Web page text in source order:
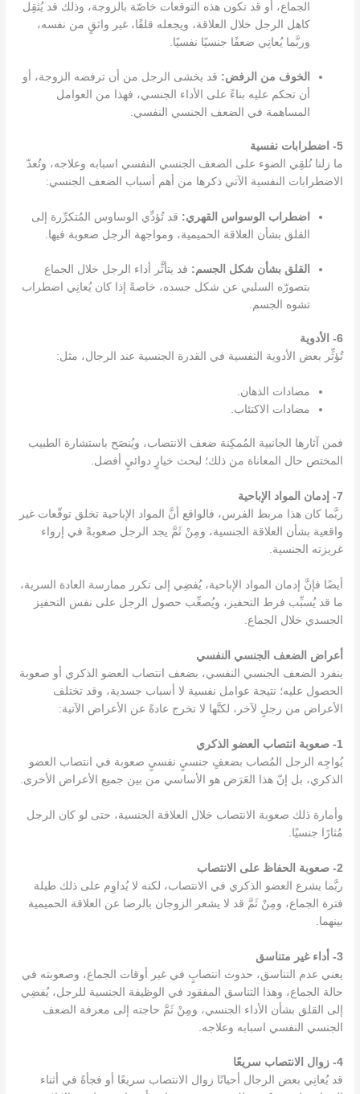
الجماع، أو قد تكون هذه التوقعات خاصّة بالزوجة، وذلك قد يُثقِل
كاهل الرجل خلال العلاقة، ويجعله قلقًا، غير واثقٍ من نفسه،
وربَّما يُعانِي ضعفًا جنسيًا نفسيًا.
الخوف من الرفض: قد يخشى الرجل من أن ترفضه الزوجة، أو
أن تحكم عليه بناءً على الأداء الجنسي، فهذا من العوامل
المساهمة في الضعف الجنسي النفسي.
5- اضطرابات نفسية
ما زلنا نُلقِي الضوء على ا لضعف الجنسي النفسي اسبابه وعلاجه، وتُعدّ
الاضطرابات النفسية الآتي ذكرها من أهم أسباب الضعف الجنسي:
اضطراب الوسواس القهري: قد تُؤدِّي الوساوس المُتكرِّرة إلى
القلق بشأن العلاقة الحميمية، ومواجهة الرجل صعوبة فيها.
القلق بشأن شكل الجسم: قد يتأثَّر أداء الرجل خلال الجماع
بتصورّه السلبي عن شكل جسده، خاصةً إذا كان يُعانِي اضطراب
تشوه الجسم.
6- الأدوية
تُؤثِّر بعض الأدوية النفسية في القدرة الجنسية عند الرجال، مثل:
مضادات الذهان.
مضادات الاكتئاب.
فمن آثارها الجانبية المُمكِنة ضعف الانتصاب، ويُنصَح باستشارة الطبيب
المختص حال المعاناة من ذلك؛ لبحث خيارٍ دوائيٍ أفضل.
7- إدمان المواد الإباحية
ربَّما كان هذا مربط الفرس، فالواقع أنَّ المواد الإباحية تخلق توقّعات غير
واقعية بشأن العلاقة الجنسية، ومِنْ ثَمَّ يجد الرجل صعوبةً في إرواء
غريزته الجنسية.
أيضًا فإنَّ إدمان المواد الإباحية، يُفضِي إلى تكرر ممارسة العادة السرية،
ما قد يُسبِّب فرط التحفيز، ويُصعِّب حصول الرجل على نفس التحفيز
الجسدي خلال الجماع.
أعراض الضعف الجنسي النفسي
ينفرد الضعف الجنسي النفسي، بضعف انتصاب العضو الذكري أو صعوبة
الحصول عليه؛ نتيجة عوامل نفسية لا أسباب جسدية، وقد تختلف
الأعراض من رجلٍ لآخر، لكنَّها لا تخرج عادةً عن الأعراض الآتية:
1- صعوبة انتصاب العضو الذكري
يُواجِه الرجل المُصاب بضعفٍ جنسيٍ نفسيٍ صعوبة في انتصاب العضو
الذكري، بل إنّ هذا العَرَض هو الأساسي من بين جميع الأعراض الأخرى.
وأمارة ذلك صعوبة الانتصاب خلال العلاقة الجنسية، حتى لو كان الرجل
مُثارًا جنسيًا.
2- صعوبة الحفاظ على الانتصاب
ربَّما يشرع العضو الذكري في الانتصاب، لكنه لا يُداوِم على ذلك طيلة
فترة الجماع، ومِنْ ثَمَّ قد لا يشعر الزوجان بالرضا عن العلاقة الحميمية
بينهما.
3- أداء غير متناسق
يعني عدم التناسق، حدوث انتصابٍ في غير أوقات الجماع، وصعوبته في
حالة الجماع، وهذا التناسق المفقود في الوظيفة الجنسية للرجل، يُفضِي
إلى القلق بشأن الأداء الجنسي، ومِنْ ثَمَّ حاجته إلى معرفة الضعف
الجنسي النفسي اسبابه وعلاجه
4- زوال الانتصاب سريعًا
قد يُعانِي بعض الرجال أحيانًا زوال الانتصاب سريعًا أو فجأةً في أثناء